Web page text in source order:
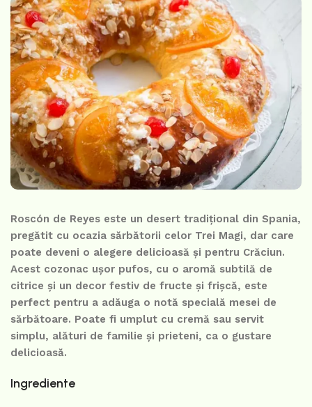
Roscón de Reyes este un desert tradițional din Spania,
pregătit cu ocazia sărbătorii celor Trei Magi, dar care
poate deveni o alegere delicioasă și pentru Crăciun.
Acest cozonac ușor pufos, cu o aromă subtilă de
citrice și un decor festiv de fructe și frișcă, este
perfect pentru a adăuga o notă specială mesei de
sărbătoare. Poate fi umplut cu cremă sau servit
simplu, alături de familie și prieteni, ca o gustare
delicioasă.
Ingrediente